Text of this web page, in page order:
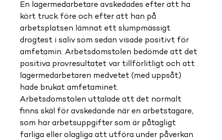
En lagermedarbetare avskedades efter att ha
kört truck före och efter att han på
arbetsplatsen lämnat ett slumpmässigt
drogtest i saliv som sedan visade positivt för
amfetamin. Arbetsdomstolen bedömde att det
positiva provresultatet var tillförlitligt och att
lagermedarbetaren medvetet (med uppsåt)
hade brukat amfetaminet.
Arbetsdomstolen uttalade att det normalt
finns skäl för avskedande när en arbetstagare,
som har arbetsuppgifter som är påtagligt
farliga eller olagliga att utföra under påverkan